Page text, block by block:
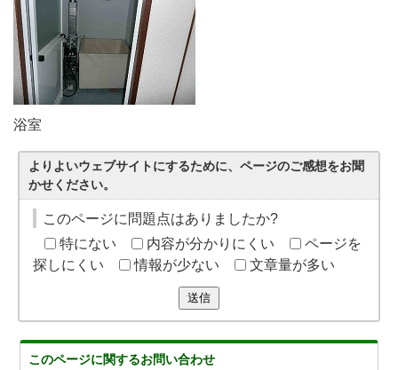
浴室
よりよいウェブサイトにするために、ページのご感想をお聞
かせください。
このページに問題点はありましたか?
特にない
内容が分かりにくい
ページを
探しにくい
情報が少ない 文章量が多い
送信
このページに関するお問い合わせ